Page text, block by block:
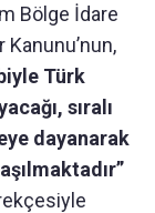
Bölge İdare
Türk
sıralı
dayanarak